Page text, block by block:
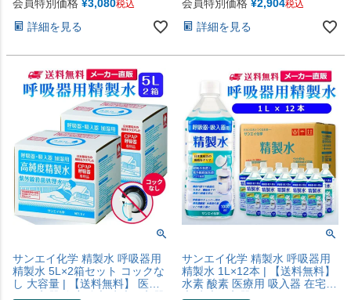
水 蒸留水 イオン交換水 超純水
せいせいすい 日本製
会員特別価格 ¥3,080税込
詳細を見る
製水 純水 蒸留水 イオン交換水
超純水 せいせいすい 日本製
会員特別価格 ¥2,904税込
詳細を見る
サンエイ化学 精製水 呼吸器用
精製水 5L×2箱セット コックな
し 大容量 | 【送料無料】 医療
サンエイ化学 精製水 呼吸器用
精製水 1L×12本 | 【送料無料】
水素 酸素 医療用 吸入器 在宅酸